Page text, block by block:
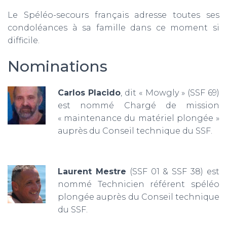
Le Spéléo-secours français adresse toutes ses
condoléances à sa famille dans ce moment si
difficile.
Nominations
Carlos Placido, dit « Mowgly » (SSF 69)
est nommé Chargé de mission
« maintenance du matériel plongée »
auprès du Conseil technique du SSF.
Laurent Mestre (SSF 01 & SSF 38) est
nommé Technicien référent spéléo
plongée auprès du Conseil technique
du SSF.